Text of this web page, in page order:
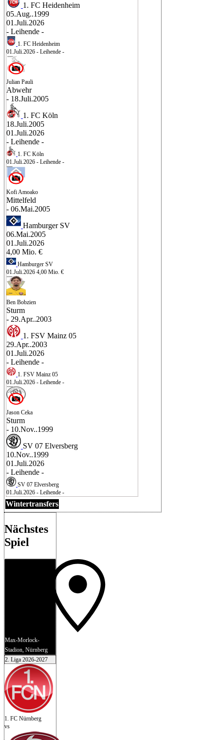
1. FC Heidenheim
05.Aug..1999
01.Juli.2026
- Leihende -
1. FC Heidenheim
01.Juli.2026 - Leihende -
Julian Pauli
Abwehr
- 18.Juli.2005
1. FC Köln
18.Juli.2005
01.Juli.2026
- Leihende -
1. FC Köln
01.Juli.2026 - Leihende -
Kofi Amoako
Mittelfeld
- 06.Mai.2005
Hamburger SV
06.Mai.2005
01.Juli.2026
4,00 Mio. €
Hamburger SV
01.Juli.2026 4,00 Mio. €
Ben Bobzien
Sturm
- 29.Apr..2003
1. FSV Mainz 05
29.Apr..2003
01.Juli.2026
- Leihende -
1. FSV Mainz 05
01.Juli.2026 - Leihende -
Jason Ceka
Sturm
- 10.Nov..1999
SV 07 Elversberg
10.Nov..1999
01.Juli.2026
- Leihende -
SV 07 Elversberg
01.Juli.2026 - Leihende -
Wintertransfers
Nächstes
Spiel
Max-Morlock-
Stadion, Nürnberg
2. Liga 2026-2027
1. FC Nürnberg
vs